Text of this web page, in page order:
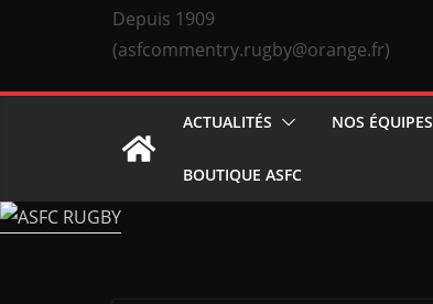
Depuis 1909
(asfcommentry.rugby@orange.fr)
ACTUALITÉS NOS ÉQUIPES
BOUTIQUE ASFC